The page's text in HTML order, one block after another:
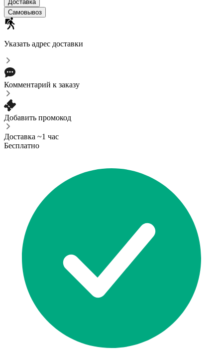
Доставка
Самовывоз
Указать адрес доставки
Комментарий к заказу
Добавить промокод
Доставка ~1 час
Бесплатно